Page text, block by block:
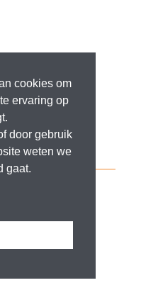
cookies om
ervaring op
door gebruik
weten we
gaat.